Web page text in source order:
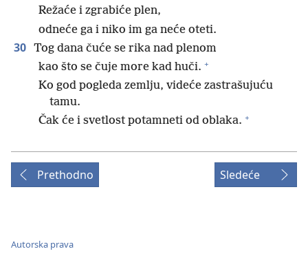
Režaće i zgrabiće plen,
odneće ga i niko im ga neće oteti.
30 Tog dana čuće se rika nad plenom
kao što se čuje more kad huči. +
Ko god pogleda zemlju, videće zastrašujuću
tamu.
Čak će i svetlost potamneti od oblaka. +
Prethodno Sledeće
Autorska prava